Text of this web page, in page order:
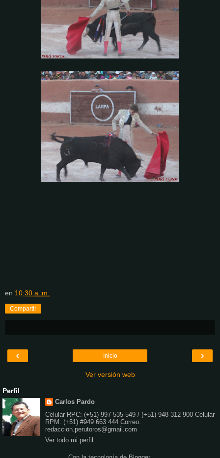
en 10:30 a. m.
Compartir
‹ ›
Inicio
Ver versión web
Perfil
Carlos Pardo
Celular RPC: (+51) 997 535 549 / (+51) 948 312 900 Celular
RPM: (+51) #949 663 444 Correo:
redaccion.perutoros@gmail.com
Ver todo mi perfil